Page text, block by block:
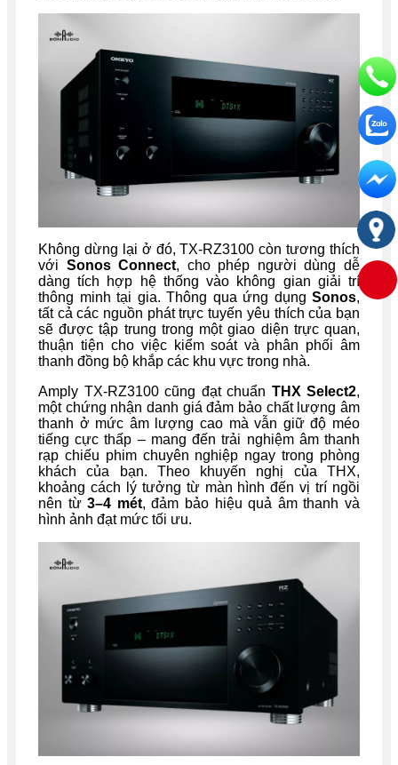
Không dừng lại ở đó, TX-RZ3100 còn tương thích
với Sonos Connect, cho phép người dùng dễ
dàng tích hợp hệ thống vào không gian giải trí
thông minh tại gia. Thông qua ứng dụng Sonos,
tất cả các nguồn phát trực tuyến yêu thích của bạn
sẽ được tập trung trong một giao diện trực quan,
thuận tiện cho việc kiểm soát và phân phối âm
thanh đồng bộ khắp các khu vực trong nhà.
Amply TX-RZ3100 cũng đạt chuẩn THX Select2,
một chứng nhận danh giá đảm bảo chất lượng âm
thanh ở mức âm lượng cao mà vẫn giữ độ méo
tiếng cực thấp – mang đến trải nghiệm âm thanh
rạp chiếu phim chuyên nghiệp ngay trong phòng
khách của bạn. Theo khuyến nghị của THX,
khoảng cách lý tưởng từ màn hình đến vị trí ngồi
nên từ3–4 mét, đảm bảo hiệu quả âm thanh và
hình ảnh đạt mức tối ưu.